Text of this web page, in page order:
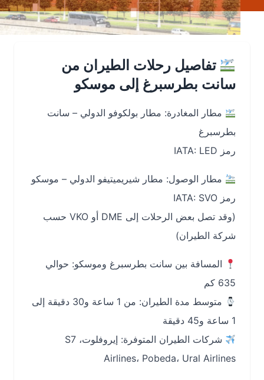
تفاصيل رحلات الطيران من
سانت بطرسبرغ إلى موسكو
مطار المغادرة: مطار بولكوفو الدولي – سانت
بطرسبرغ
مطار الوصول: مطار شيريميتيفو الدولي – موسكو
(وقد تصل بعض الرحلات إلى DME أو VKO حسب
شركة الطيران)
المسافة بين سانت بطرسبرغ وموسكو: حوالي
متوسط مدة الطيران: من 1 ساعة و30 دقيقة إلى
شركات الطيران المتوفرة: إيروفلوت، S7
Airlines، Pobeda، Ural Airlines